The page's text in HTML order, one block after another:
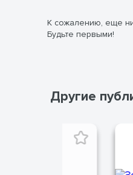
К сожалению, еще
Будьте первыми!
Другие